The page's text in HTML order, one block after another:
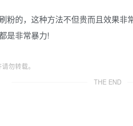
粉的，这种方法不但贵而且效果
是非常暴力!
勿转载。
THE END